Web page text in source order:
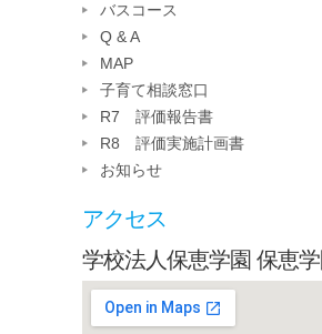
バスコース
Q & A
MAP
子育て相談窓口
R7 評価報告書
R8 評価実施計画書
お知らせ
アクセス
学校法人保恵学園 保恵